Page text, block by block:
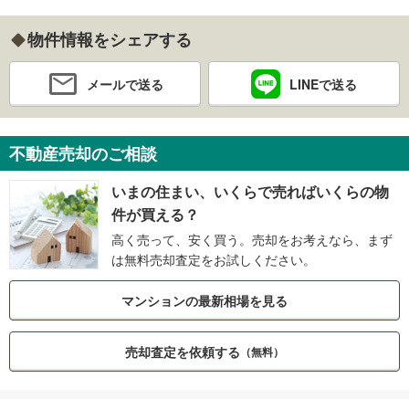
物件情報をシェアする
メールで送る LINEで送る
不動産売却のご相談
いまの住まい、いくらで売ればいくらの物
件が買える？
高く売って、安く買う。売却をお考えなら、まず
は無料売却査定をお試しください。
マンションの最新相場を見る
売却査定を依頼する （無料）